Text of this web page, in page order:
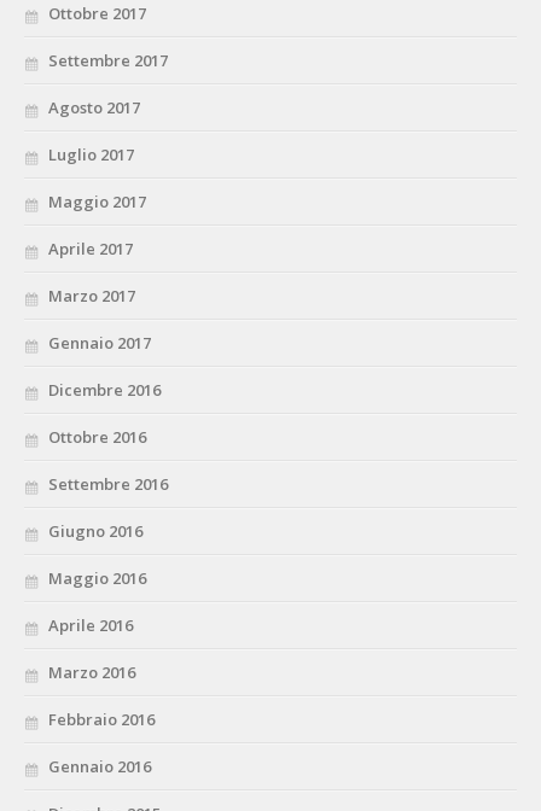
Ottobre 2017
Settembre 2017
Agosto 2017
Luglio 2017
Maggio 2017
Aprile 2017
Marzo 2017
Gennaio 2017
Dicembre 2016
Ottobre 2016
Settembre 2016
Giugno 2016
Maggio 2016
Aprile 2016
Marzo 2016
Febbraio 2016
Gennaio 2016